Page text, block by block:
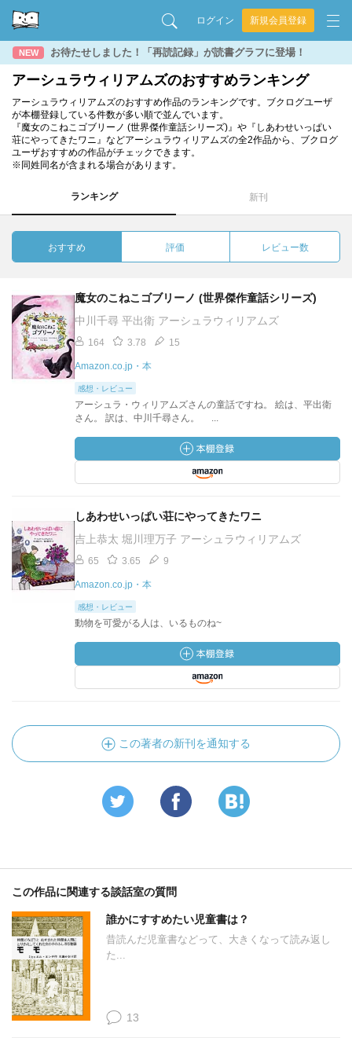
ログイン 新規会員登録
NEW お待たせしました！「再読記録」が読書グラフに登場！
アーシュラウィリアムズのおすすめランキング
アーシュラウィリアムズのおすすめ作品のランキングです。ブクログユーザ
が本棚登録している件数が多い順で並んでいます。
『魔女のこねこゴブリーノ (世界傑作童話シリーズ)』や『しあわせいっぱい
荘にやってきたワニ』などアーシュラウィリアムズの全2作品から、ブクログ
ユーザおすすめの作品がチェックできます。
※同姓同名が含まれる場合があります。
ランキング 新刊
おすすめ 評価 レビュー数
魔女のこねこゴブリーノ (世界傑作童話シリーズ)
中川千尋 平出衛 アーシュラウィリアムズ
164 3.78 15
Amazon.co.jp・本
感想・レビュー
アーシュラ・ウィリアムズさんの童話ですね。 絵は、平出衛
さん。 訳は、中川千尋さん。 ...
しあわせいっぱい荘にやってきたワニ
吉上恭太 堀川理万子 アーシュラウィリアムズ
65 3.65 9
Amazon.co.jp・本
感想・レビュー
動物を可愛がる人は、いるものね~
この著者の新刊を通知する
この作品に関連する談話室の質問
誰かにすすめたい児童書は？
昔読んだ児童書などって、大きくなって読み返し
た...
13